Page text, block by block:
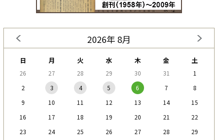
2026年 8月
日 月 火 水 木 金 土
26 27 28 29 30 31
1
2
3 4 5 6 7
8
9
10 11 12 13 14
15
16
17 18 19 20 21
22
23
24 25 26 27 28
29